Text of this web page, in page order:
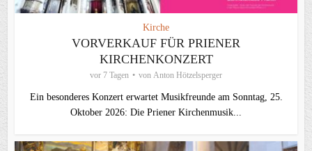
Kirche
VORVERKAUF FÜR PRIENER
KIRCHENKONZERT
vor 7 Tagen von Anton Hötzelsperger
Ein besonderes Konzert erwartet Musikfreunde am Sonntag, 25.
Oktober 2026: Die Priener Kirchenmusik...